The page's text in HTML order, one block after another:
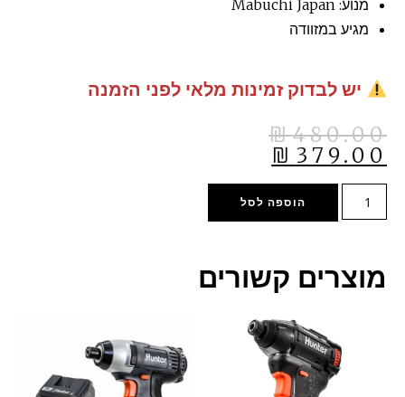
מנוע: Mabuchi Japan
מגיע במזוודה
יש לבדוק זמינות מלאי לפני הזמנה
₪480.00
₪ 379.00
הוספה לסל
מוצרים קשורים